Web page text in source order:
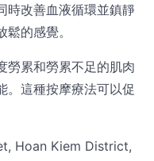
時改善血液循環並鎮靜
的感覺。
勞累和勞累不足的肌肉
。這種按摩療法可以促
Hoan Kiem District,